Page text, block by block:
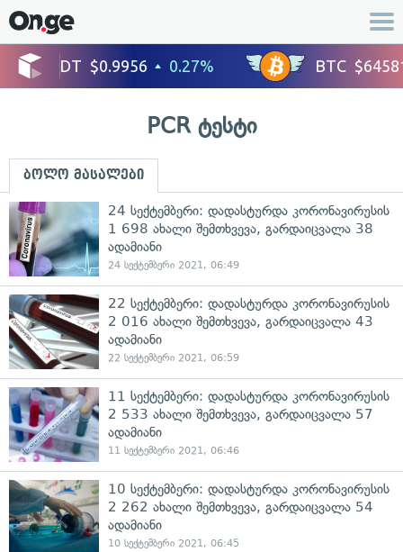
PCR ტესტი
ბოლო მასალები
24 სექტემბერი: დადასტურდა კორონავირუსის
1 698 ახალი შემთხვევა, გარდაიცვალა 38
ადამიანი
24 სექტემბერი 2021, 06:49
22 სექტემბერი: დადასტურდა კორონავირუსის
2 016 ახალი შემთხვევა, გარდაიცვალა 43
ადამიანი
22 სექტემბერი 2021, 06:59
11 სექტემბერი: დადასტურდა კორონავირუსის
2 533 ახალი შემთხვევა, გარდაიცვალა 57
ადამიანი
11 სექტემბერი 2021, 06:46
10 სექტემბერი: დადასტურდა კორონავირუსის
2 262 ახალი შემთხვევა, გარდაიცვალა 54
ადამიანი
10 სექტემბერი 2021, 06:45